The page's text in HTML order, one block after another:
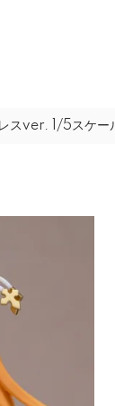
スver. 1/5スケー